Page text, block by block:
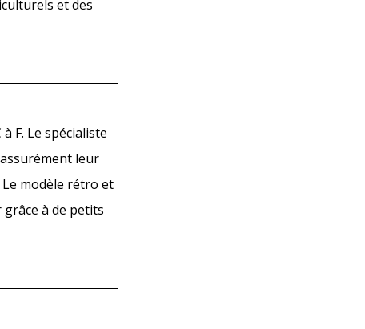
et des
F. Le spécialiste
leur
modèle rétro et
à de petits